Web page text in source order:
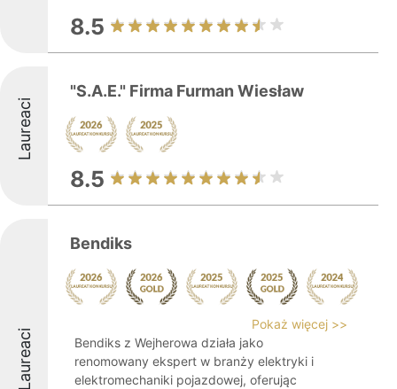
8.5
Laureaci
"S.A.E." Firma Furman Wiesław
8.5
Laureaci
Bendiks
Pokaż więcej >>
Bendiks z Wejherowa działa jako
renomowany ekspert w branży elektryki i
elektromechaniki pojazdowej, oferując